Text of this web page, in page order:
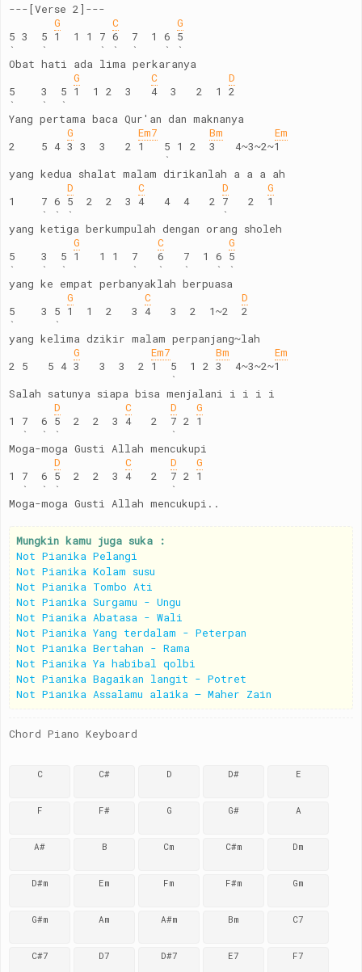
---[Verse 2]---
G
C
G
5 3  5 1  1 1 7 6  7  1 6 5
`    `        ` `  `    ` `
Obat hati ada lima perkaranya
G
C
D
5    3  5 1  1 2  3   4  3   2  1 2
`    `  `
Yang pertama baca Qur'an dan maknanya
G
Em7 Bm
Em
2    5 4 3 3  3   2 1   5 1 2  3   4~3~2~1
                        `
yang kedua shalat malam dirikanlah a a a ah
D
C D
G
1    7 6 5  2  2  3 4   4  4   2 7   2  1
     ` ` `                       `
yang ketiga berkumpulah dengan orang sholeh
G
C
G
5    3  5 1   1 1  7   6   7  1 6 5
`    `  `          `   `   `    ` `
yang ke empat perbanyaklah berpuasa
G
C
D
5    3 5 1  1  2   3 4   3  2  1~2  2
`      `
yang kelima dzikir malam perpanjang~lah
G
Em7 Bm
Em
2 5   5 4 3   3  3  2 1  5  1 2 3  4~3~2~1
                         `
Salah satunya siapa bisa menjalani i i i i
D
C D
G
1 7  6 5  2  2  3 4   2  7 2 1
  `  ` `                 `
Moga-moga Gusti Allah mencukupi
D
C D
G
1 7  6 5  2  2  3 4   2  7 2 1
  `  ` `                 `
Moga-moga Gusti Allah mencukupi..
Mungkin kamu juga suka :
Not Pianika Pelangi
Not Pianika Kolam susu
Not Pianika Tombo Ati
Not Pianika Surgamu - Ungu
Not Pianika Abatasa - Wali
Not Pianika Yang terdalam - Peterpan
Not Pianika Bertahan - Rama
Not Pianika Ya habibal qolbi
Not Pianika Bagaikan langit - Potret
Not Pianika Assalamu alaika – Maher Zain
Chord Piano Keyboard
C C# D D# E
F F# G G# A
A# B Cm C#m Dm
D#m Em Fm F#m Gm
G#m Am A#m Bm C7
C#7 D7 D#7 E7 F7